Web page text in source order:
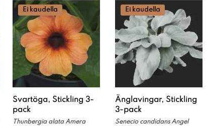
Ei kaudella
Svartöga, Stickling 3-
pack
Thunbergia alata Amera
Ei kaudella
Änglavingar, Stickling
3-pack
Senecio candidans Angel